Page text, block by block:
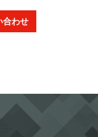
合わせ